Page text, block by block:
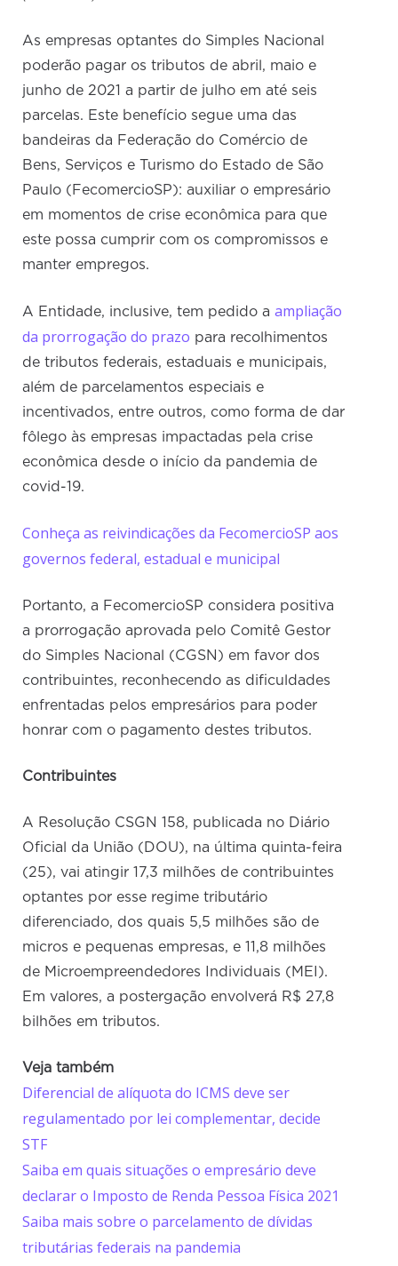
As empresas optantes do Simples Nacional
poderão pagar os tributos de abril, maio e
junho de 2021 a partir de julho em até seis
parcelas. Este benefício segue uma das
bandeiras da Federação do Comércio de
Bens, Serviços e Turismo do Estado de São
Paulo (FecomercioSP): auxiliar o empresário
em momentos de crise econômica para que
este possa cumprir com os compromissos e
manter empregos.
A Entidade, inclusive, tem pedido aampliação
da prorrogação do prazo para recolhimentos
de tributos federais, estaduais e municipais,
além de parcelamentos especiais e
incentivados, entre outros, como forma de dar
fôlego às empresas impactadas pela crise
econômica desde o início da pandemia de
covid-19.
Conheça as reivindicações da FecomercioSP aos
governos federal, estadual e municipal
Portanto, a FecomercioSP considera positiva
a prorrogação aprovada pelo Comitê Gestor
do Simples Nacional (CGSN) em favor dos
contribuintes, reconhecendo as dificuldades
enfrentadas pelos empresários para poder
honrar com o pagamento destes tributos.
Contribuintes
A Resolução CSGN 158, publicada no Diário
Oficial da União (DOU), na última quinta-feira
(25), vai atingir 17,3 milhões de contribuintes
optantes por esse regime tributário
diferenciado, dos quais 5,5 milhões são de
micros e pequenas empresas, e 11,8 milhões
de Microempreendedores Individuais (MEI).
Em valores, a postergação envolverá R$ 27,8
bilhões em tributos.
Veja também
Diferencial de alíquota do ICMS deve ser
regulamentado por lei complementar, decide
STF
Saiba em quais situações o empresário deve
declarar o Imposto de Renda Pessoa Física 2021
Saiba mais sobre o parcelamento de dívidas
tributárias federais na pandemia